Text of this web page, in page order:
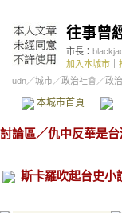
往事曾
市長：
加入本城市
udn／城市／政治社會 ／政
本城市首頁
討論區／仇中反華是
斯卡羅吹起台史小